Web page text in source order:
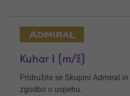
Kuhar I (m/ž)
Pridružite se Skupini Admiral
zgodbo o uspehu.